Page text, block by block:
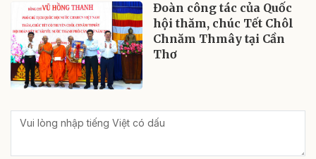
Đoàn công tác của Quốc
hội thăm, chúc Tết Chôl
Chnăm Thmây tại Cần
Thơ